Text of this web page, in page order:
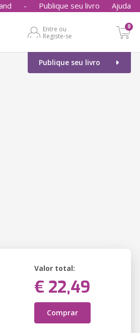
- Publique seu livro Ajuda
Entre ou
Registe-se
0
Publique seu livro
Valor total:
€ 22,49
Comprar